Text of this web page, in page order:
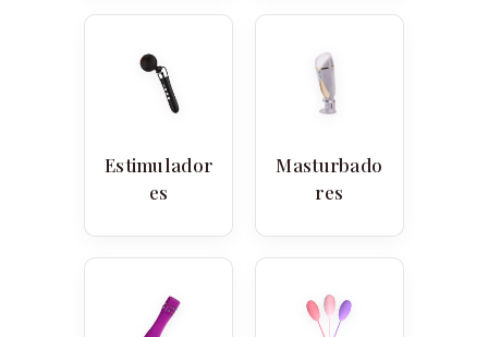
Estimulador
es
Masturbado
res